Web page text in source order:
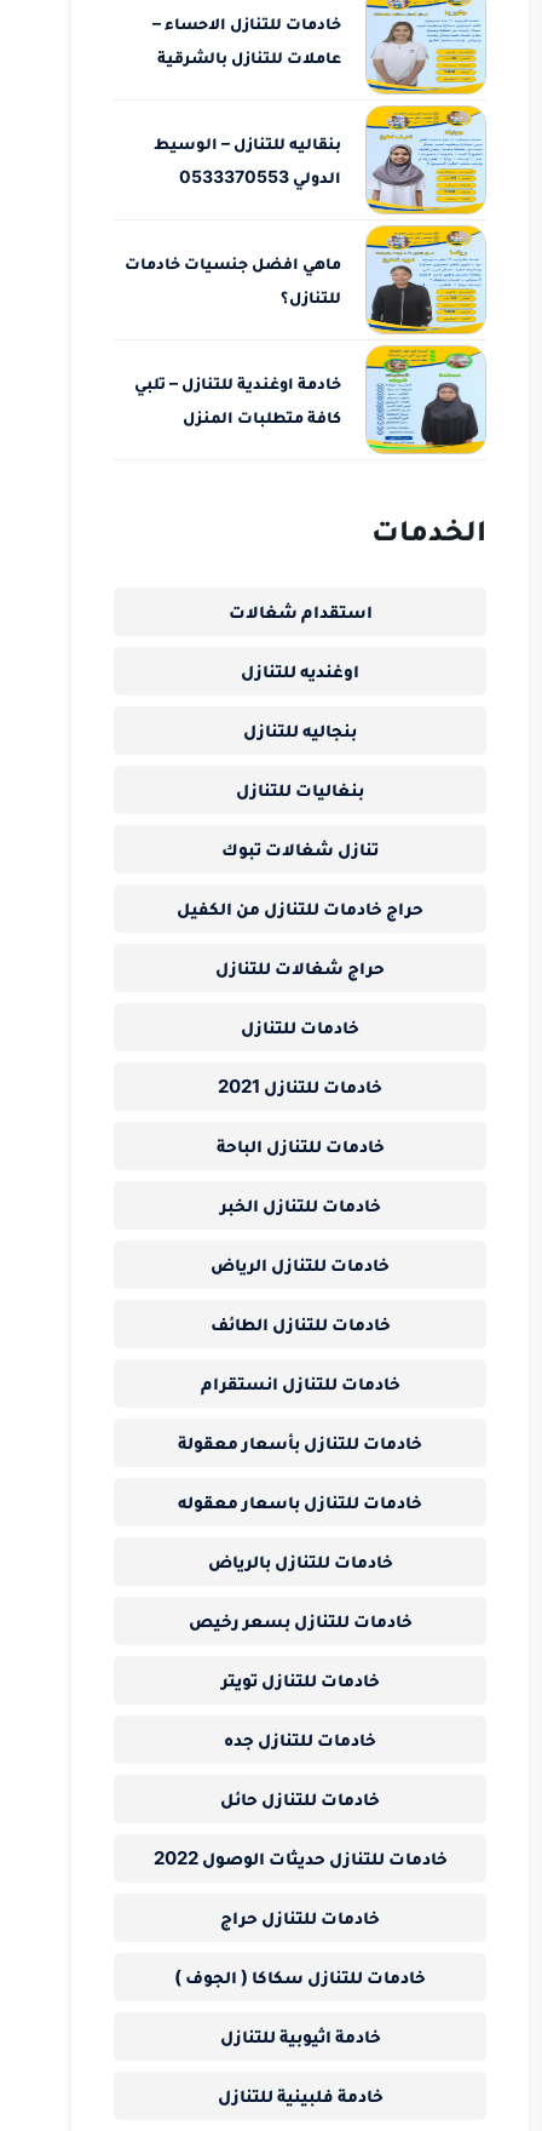
خادمات للتنازل الاحساء –
عاملات للتنازل بالشرقية
بنقاليه للتنازل – الوسيط
الدولي 0533370553
ماهي افضل جنسيات خادمات
للتنازل؟
خادمة اوغندية للتنازل – تلبي
كافة متطلبات المنزل
الخدمات
استقدام شغالات
اوغنديه للتنازل
بنجاليه للتنازل
بنغاليات للتنازل
تنازل شغالات تبوك
حراج خادمات للتنازل من الكفيل
حراج شغالات للتنازل
خادمات للتنازل
خادمات للتنازل 2021
خادمات للتنازل الباحة
خادمات للتنازل الخبر
خادمات للتنازل الرياض
خادمات للتنازل الطائف
خادمات للتنازل انستقرام
خادمات للتنازل بأسعار معقولة
خادمات للتنازل باسعار معقوله
خادمات للتنازل بالرياض
خادمات للتنازل بسعر رخيص
خادمات للتنازل تويتر
خادمات للتنازل جده
خادمات للتنازل حائل
خادمات للتنازل حديثات الوصول 2022
خادمات للتنازل حراج
خادمات للتنازل سكاكا ( الجوف )
خادمة اثيوبية للتنازل
خادمة فلبينية للتنازل